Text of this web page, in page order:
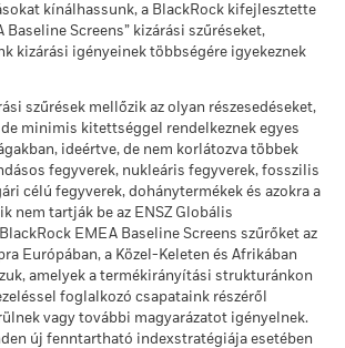
teljesítményszámítástól eltérő
be.Forrás:Blackrock
Ezt az összeget kaphatja vissza a költségek
bemutatja, hogy szélsőséges piaci
mekkora összeget kaphat vissza.
Bond EUR
118,33
64,62
0,00%
48,26%
51,74%
és olajhomokra vonatkozó, BlackRock
kínálhassunk, a BlackRock kifejlesztette
Baseline Screens” kizárási szűréseket,
kizárási igényeinek többségére igyekeznek
szűrések mellőzik az olyan részesedéseket,
minimis kitettséggel rendelkeznek egyes
ideértve, de nem korlátozva többek
fegyverek, nukleáris fegyverek, fosszilis
célú fegyverek, dohánytermékek és azokra a
nem tartják be az ENSZ Globális
EMEA Baseline Screens szűrőket az
Európában, a Közel-Keleten és Afrikában
amelyek a termékirányítási strukturánkon
foglalkozó csapataink részéről
vagy további magyarázatot igényelnek.
új fenntartható indexstratégiája esetében